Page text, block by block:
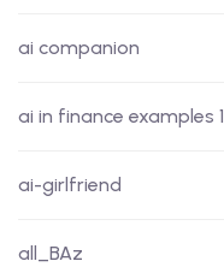
ai companion
ai in finance examples 1
ai-girlfriend
all_BAz